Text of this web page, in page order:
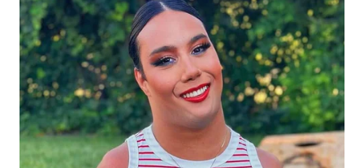
WN
GORONTALO
WN
SULUT
WN
MALUKU